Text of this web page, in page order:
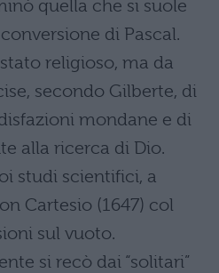
quella che si suole
di Pascal.
religioso, ma da
secondo Gilberte, di
mondane e di
alla ricerca di Dio.
studi scientifici, a
Cartesio (1647) col
sul vuoto.
si recò dai “solitari”